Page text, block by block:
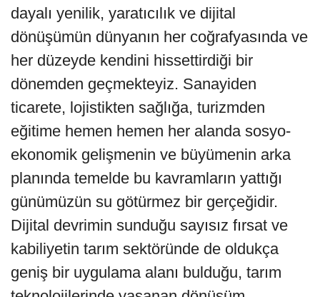
dayalı yenilik, yaratıcılık ve dijital
dönüşümün dünyanın her coğrafyasında ve
her düzeyde kendini hissettirdiği bir
dönemden geçmekteyiz. Sanayiden
ticarete, lojistikten sağlığa, turizmden
eğitime hemen hemen her alanda sosyo-
ekonomik gelişmenin ve büyümenin arka
planında temelde bu kavramların yattığı
günümüzün su götürmez bir gerçeğidir.
Dijital devrimin sunduğu sayısız fırsat ve
kabiliyetin tarım sektöründe de oldukça
geniş bir uygulama alanı bulduğu, tarım